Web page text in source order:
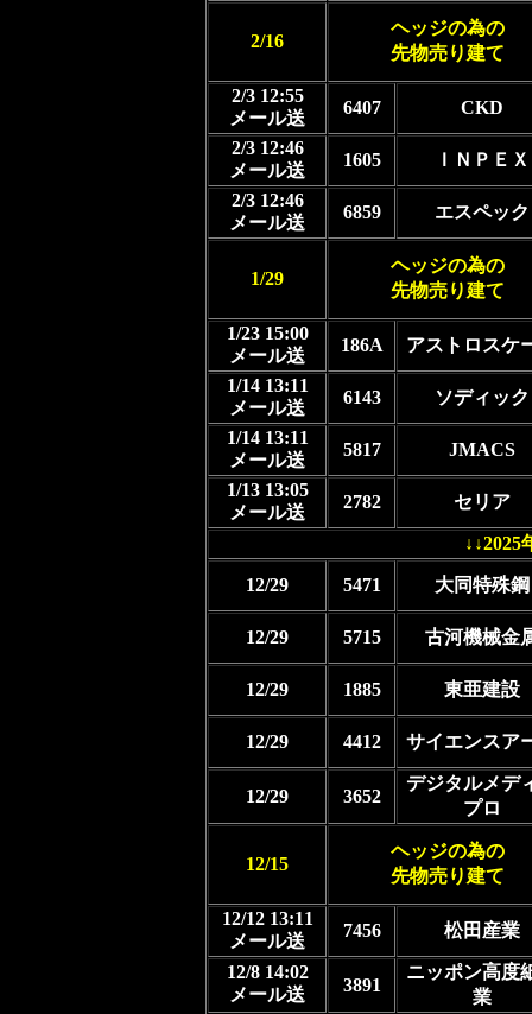
2/16
ヘッジの為の
先物売り建て
2/3 12:55
メール送
6407
CKD
2/3 12:46
メール送
1605
ＩＮＰＥＸ
2/3 12:46
メール送
6859 エスペック
1/29
ヘッジの為の
先物売り建て
1/23 15:00
メール送
186A
アストロスケ
1/14 13:11
メール送
6143
ソディック
1/14 13:11
メール送
5817
JMACS
1/13 13:05
メール送
2782 セリア
↓↓2025
12/29 5471 大同特殊鋼
12/29 5715 古河機械金
12/29 1885 東亜建設
12/29 4412 サイエンスア
12/29 3652
デジタルメデ
プロ
12/15
ヘッジの為の
先物売り建て
12/12 13:11
メール送
7456 松田産業
12/8 14:02
メール送
3891
ニッポン高度
業